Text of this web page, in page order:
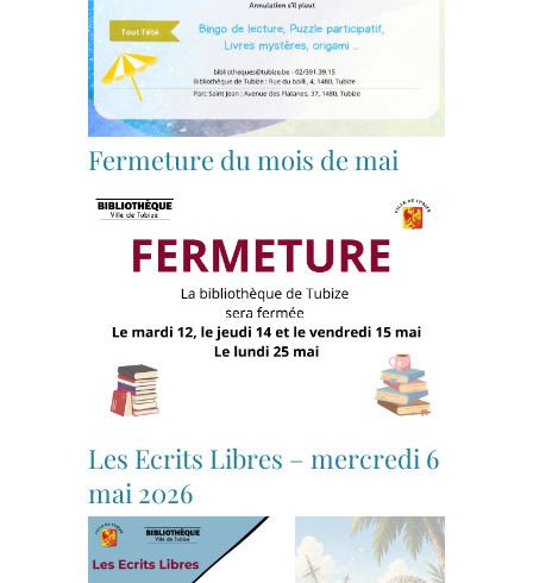
Fermeture du mois de mai
Les Ecrits Libres – mercredi 6
mai 2026